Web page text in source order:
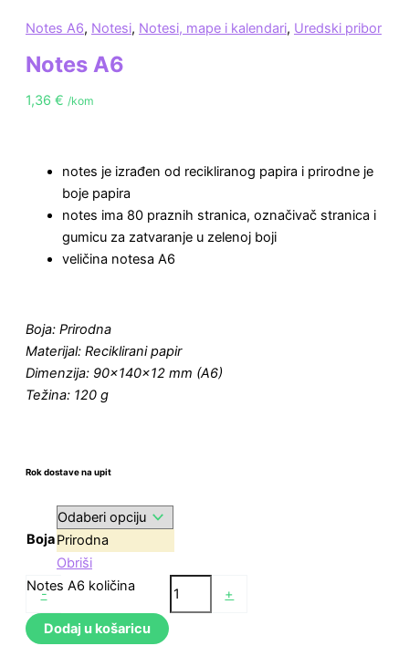
Notes A6, Notesi, Notesi, mape i kalendari, Uredski pribor
Notes A6
1,36 € /kom
notes je izrađen od recikliranog papira i prirodne je
boje papira
notes ima 80 praznih stranica, označivač stranica i
gumicu za zatvaranje u zelenoj boji
veličina notesa A6
Boja: Prirodna
Materijal: Reciklirani papir
Dimenzija: 90x140x12 mm (A6)
Težina: 120 g
Rok dostave na upit
BojaPrirodna
Obriši
-
Notes A6 količina +
Dodaj u košaricu